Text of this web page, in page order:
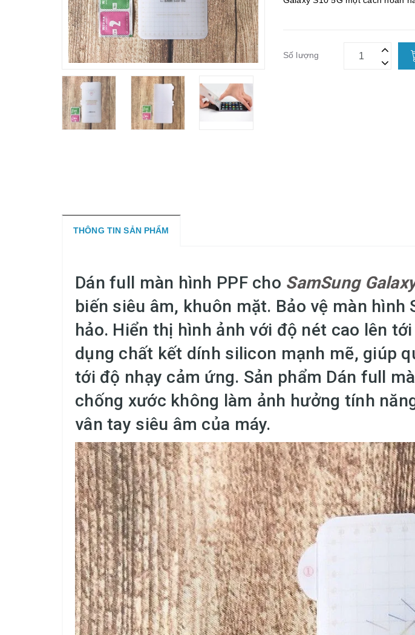
Số lượng
THÔNG TIN SẢN PHẨM
Dán full màn hình PPF cho SamSung
biến siêu âm, khuôn mặt. Bảo vệ màn hình
hảo. Hiển thị hình ảnh với độ nét cao lên
dụng chất kết dính silicon mạnh mẽ, giúp
tới độ nhạy cảm ứng. Sản phẩm Dán full
chống xước không làm ảnh hưởng tính
vân tay siêu âm của máy.